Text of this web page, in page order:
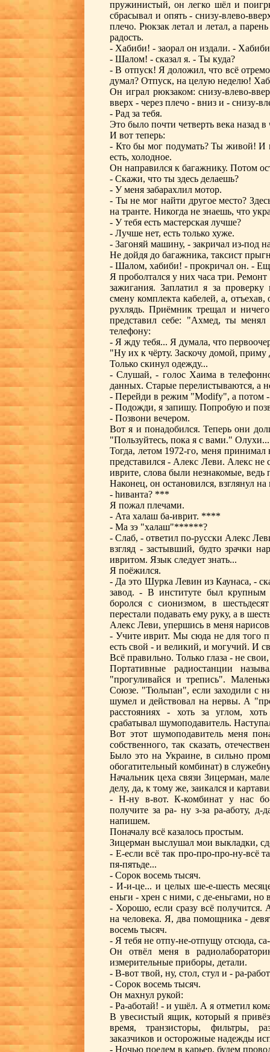
пружинистый, он легко шёл и
сбрасывал и опять - снизу-влево-
плечо. Рюкзак летал и летал, а
радость.
- Хабиби! - заорал он издали. -
- Шалом! - сказал я. - Ты куда?
- В отпуск! Я доложил, что всё
думал? Отпуск, на целую неделю!
Он играл рюкзаком: снизу-влево-
вверх - через плечо - вниз и - снизу-
- Рад за тебя.
Это было почти четверть века назад
И вот теперь:
- Кто бы мог подумать? Ты живой! И
есть, холодное.
Он направился к багажнику. Потом
- Скажи, что ты здесь делаешь?
- У меня забарахлил мотор.
- Ты не мог найти другое место?
на транте. Никогда не знаешь, что
- У тебя есть мастерская лучше?
- Лучше нет, есть только хуже.
- Загоняй машину, - закричал из-под
Не дойдя до багажника, таксист
- Шалом, хабиби! - прокричал он. -
Я проболтался у них часа три.
зажигания. Заплатил я за
смену комплекта кабелей, а,
рухлядь. Приёмник трещал и
представил себе: "Ахмед, ты
телефону:
- Я жду тебя... Я думала, что
"Ну их к чёрту. Заскочу домой,
Только скинул одежду...
- Слушай, - голос Хаима в
данных. Старые перелистываются, а
- Перейди в режим "Modify", а потом -
- Подожди, я запишу. Попробую и
- Позвони вечером.
Вот я и понадобился. Теперь они
"Пользуйтесь, пока я с вами."
Тогда, летом 1972-го, меня
представился - Алекс Леви. Алекс не
иврите, слова были незнакомые, ведь
Наконец, он остановился, взглянул
- hиванта? ***
Я пожал плечами.
- Ата халаш ба-иврит. ****
- Ма зэ "халаш"******?
- Слаб, - ответил по-русски Алекс
взгляд - застывший, будто зрачки
ивритом. Язык следует знать...
Я поёжился.
- Да это Шурка Левин из Каунаса, -
завод. - В институте был крупным
боролся с сионизмом, в
перестали подавать ему руку, а в
Алекс Леви, упершись в меня
- Учите иврит. Мы сюда не для того
есть свой - и великий, и могучий. И
Всё правильно. Только глаза - не
Портативные радиостанции
"прогуливайся и трепись".
Союзе. "Тюльпан", если заходили с
шумел и действовал на нервы. А
расстояниях - хоть за углом,
срабатывал шумоподавитель.
Вот этот шумоподавитель меня
собственного, так сказать,
Было это на Украине, в сильно
обогатительный комбинат) в
Начальник цеха связи Зицерман,
делу, да, к тому же, заикался и
- Н-ну в-вот. К-комбинат у нас бо-
получите за ра- ну з-за ра-аботу, д-
напишем.
Поначалу всё казалось простым.
Зицерман выслушал мои выкладки,
- Е-если всё так про-про-про-ну-всё
пя-пятьде...
- Сорок восемь тысяч.
- И-и-це... и целых ше-е-шесть
еньги - хрен с ними, с де-еньгами, но
- Хорошо, если сразу всё
на человека. Я, два помощника -
восемь тысяч.
- Я тебя не отпу-не-отпущу отсюда,
Он отвёл меня в
измерительные приборы, детали.
- В-вот твой, ну, стол, стул и - ра-
- Сорок восемь тысяч.
Он махнул рукой:
- Ра-аботай! - и ушёл. А я отметил
В увесистый ящик, который я
время, транзисторы, фильтры,
заказчиков и осторожные надежды
- Ночью поедем в карьер, будем